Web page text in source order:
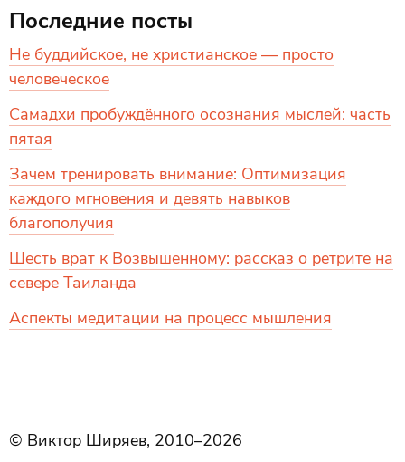
Последние посты
Не буддийское, не христианское — просто
человеческое
Самадхи пробуждённого осознания мыслей: часть
пятая
Зачем тренировать внимание: Оптимизация
каждого мгновения и девять навыков
благополучия
Шесть врат к Возвышенному: рассказ о ретрите на
севере Таиланда
Аспекты медитации на процесс мышления
© Виктор Ширяев, 2010–2026